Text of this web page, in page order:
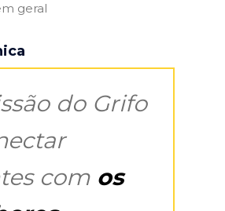
geral
do Grifo
com os